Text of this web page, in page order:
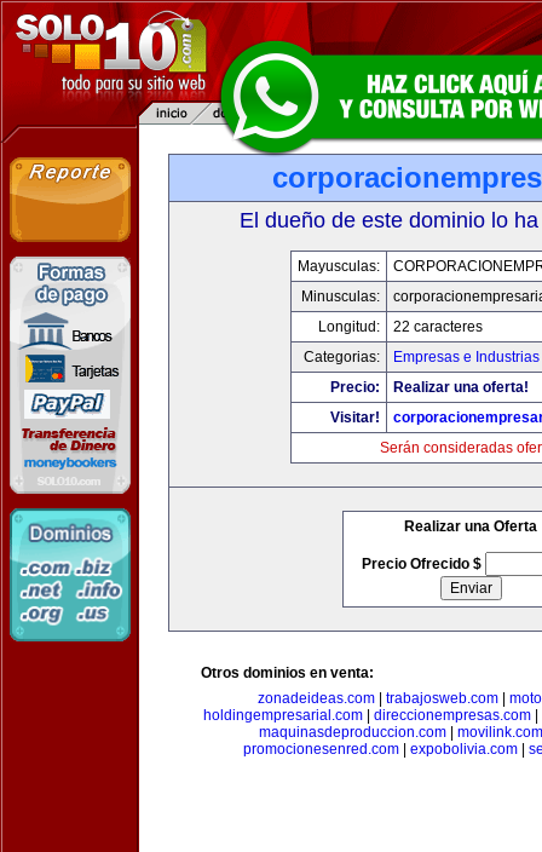
El dueño de este dominio lo
Mayusculas:
Minusculas:
Longitud:
22 caracteres
Categorias:
Empresas e Industrias
Precio:
Realizar una oferta!
Visitar!
Serán consideradas
Realizar una Oferta
Precio Ofrecido $
Otros dominios en venta:
zonadeideas.com
trabajosweb.com
holdingempresarial.com
direccionempresas.com
maquinasdeproduccion.com
movilink.com
promocionesenred.com| expobolivia.com|